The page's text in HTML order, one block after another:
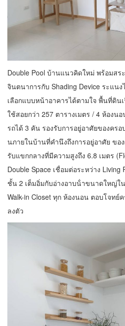
Double Pool บ้านแนวคิดใหม่ พร้อมสร
จินตนาการกับ Shading Device ระแน
เลือกแบบหน้าอาคารได้ตามใจ พื้นที่ดิน
ใช้สอยกว่า 257 ตารางเมตร / 4 ห้องน
รถได้ 3 คัน รองรับการอยู่อาศัยของค
นภายในบ้านที่คํานึงถึงการอยู่อาศัย ขอ
รับแขกกลางที่มีความสูงถึง 6.8 เมตร
Double Space เชื่อมต่อระหว่าง
ชั้น 2 เต็มอิ่มกับอ่างอาบน้ําขนาดใหญ่ใ
Walk-in Closet ทุก ห้องนอน ตอบโจท
ลงตัว